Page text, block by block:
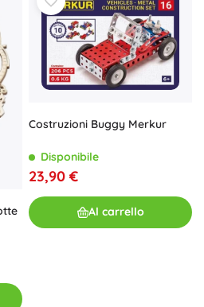
Costruzioni Buggy Merkur
Disponibile
23,90 €
Al carrello